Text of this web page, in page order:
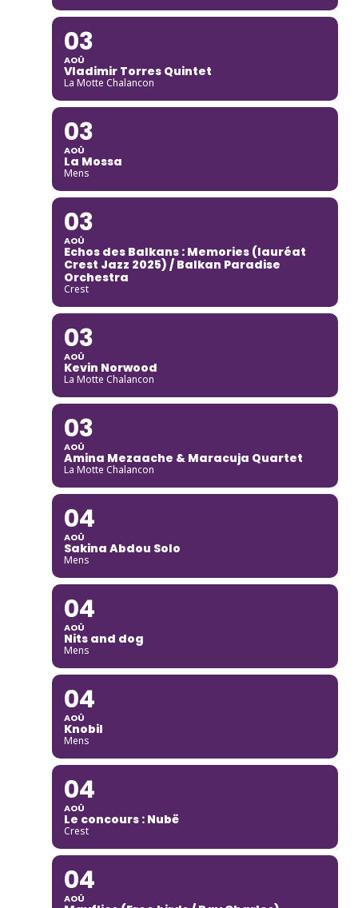
03
AOÛ
Vladimir Torres Quintet
La Motte Chalancon
03
AOÛ
La Mossa
Mens
03
AOÛ
Echos des Balkans : Memories (lauréat
Crest Jazz 2025) / Balkan Paradise
Orchestra
Crest
03
AOÛ
Kevin Norwood
La Motte Chalancon
03
AOÛ
Amina Mezaache & Maracuja Quartet
La Motte Chalancon
04
AOÛ
Sakina Abdou Solo
Mens
04
AOÛ
Nits and dog
Mens
04
AOÛ
Knobil
Mens
04
AOÛ
Le concours : Nubë
Crest
04
AOÛ